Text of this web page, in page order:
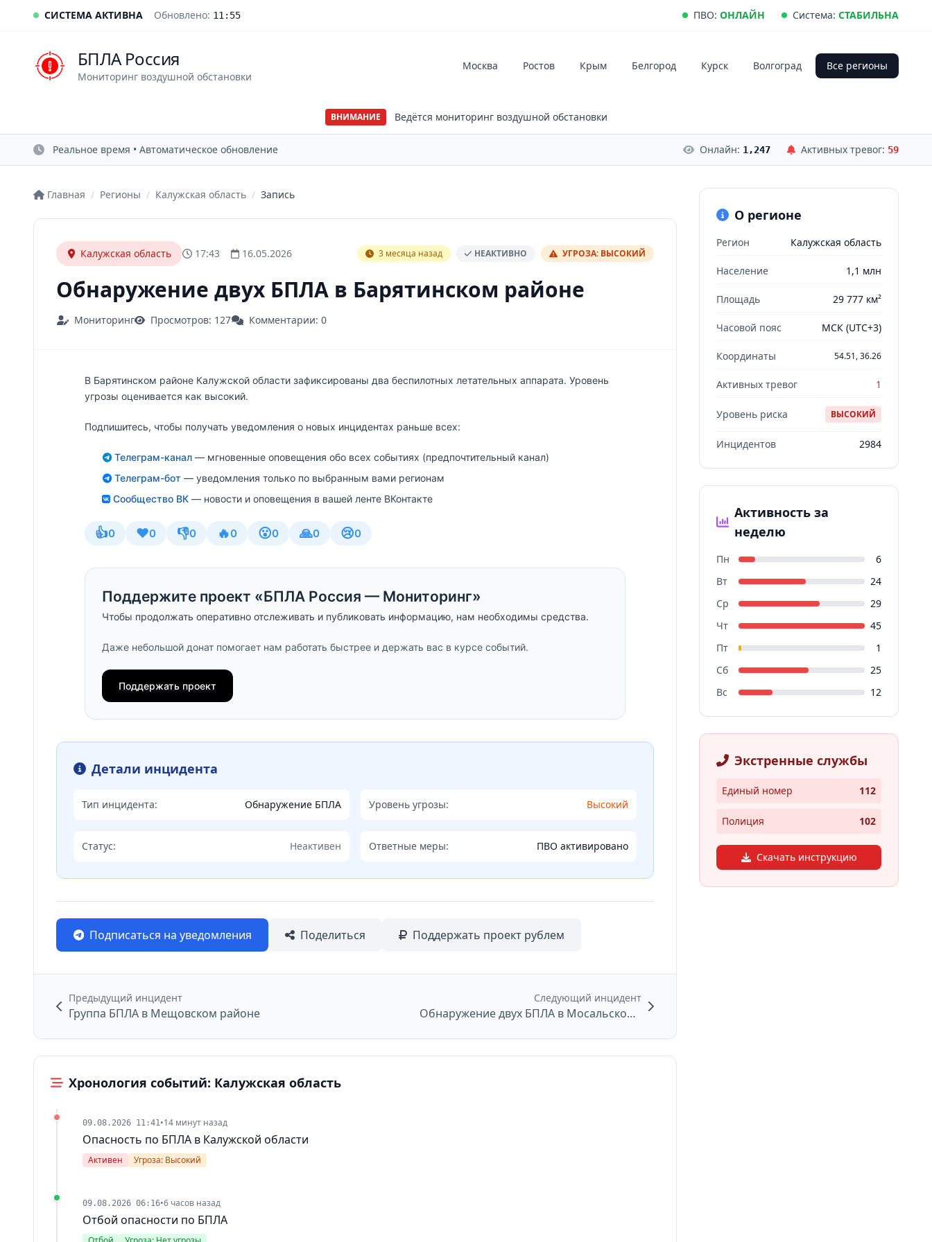
СИСТЕМА АКТИВНА Обновлено: 11:55 ПВО: ОНЛАЙН Система: СТАБИЛЬНА
БПЛА Россия
Мониторинг воздушной обстановки
Москва Ростов Крым Белгород Курск Волгоград Все регионы
ВНИМАНИЕ Ведётся мониторинг воздушной обстановки
Реальное время • Автоматическое обновление Онлайн: 1,247 Активных тревог: 59
Главная / Регионы / Калужская область / Запись
Калужская область 17:43 16.05.2026 3 месяца назад НЕАКТИВНО УГРОЗА: ВЫСОКИЙ
Обнаружение двух БПЛА в Барятинском районе
Мониторинг Просмотров: 127 Комментарии: 0
В Барятинском районе Калужской области зафиксированы два беспилотных летательных аппарата. Уровень
угрозы оценивается как высокий.
Подпишитесь, чтобы получать уведомления о новых инцидентах раньше всех:
Телеграм-канал— мгновенные оповещения обо всех событиях (предпочтительный канал)
Телеграм-бот — уведомления только по выбранным вами регионам
Сообщество ВК — новости и оповещения в вашей ленте ВКонтакте
👍0 ❤️0 👎0 🔥0 😮0 🙏0 😢0
Поддержите проект «БПЛА Россия — Мониторинг»
Чтобы продолжать оперативно отслеживать и публиковать информацию, нам необходимы средства.
Даже небольшой донат помогает нам работать быстрее и держать вас в курсе событий.
Поддержать проект
Детали инцидента
Тип инцидента: Обнаружение БПЛА Уровень угрозы: Высокий
Статус: Неактивен Ответные меры: ПВО активировано
Подписаться на уведомления Поделиться Поддержать проект рублем
Предыдущий инцидент
Группа БПЛА в Мещовском районе
Следующий инцидент
Обнаружение двух БПЛА в Мосальском районе
Хронология событий: Калужская область
09.08.2026 11:41 •14 минут назад
Опасность по БПЛА в Калужской области
Активен Угроза: Высокий
09.08.2026 06:16•6 часов назад
Отбой опасности по БПЛА
О регионе
Регион Калужская область
Население 1,1 млн
Площадь 29 777 км²
Часовой пояс МСК (UTC+3)
Координаты 54.51, 36.26
Активных тревог 1
Уровень риска ВЫСОКИЙ
Инцидентов 2984
Активность за
неделю
Пн
6
Вт
24
Ср
29
Чт
45
Пт
1
Сб
25
Вс
12
Экстренные службы
Единый номер 112
Полиция 102
Скачать инструкцию